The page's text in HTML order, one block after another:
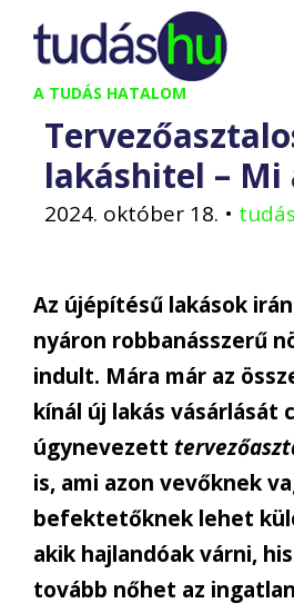
Kilépés
tartalomba
A TUDÁS HATALOM
lakáshitel – Mi
2024. október 18. •
Az újépítésű lakások
nyáron robbanásszerű
indult. Mára már az
kínál új lakás vásárlását
úgynevezett
is, ami azon vevőknek
befektetőknek lehet
akik hajlandóak várni,
tovább nőhet az